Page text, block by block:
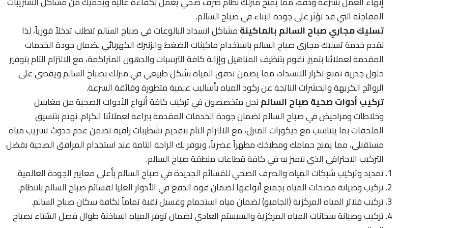
المفاجئة التي قد تؤثر على جودة البناء في صباح السالم.
تسليك مجاري صباح السالم بالماكينةمشاكل انسداد البالوعات في صباح السالم تتطلب تدخلاً فورياً، لذا
نقدم خدمة تسليك مجاري صباح السالم باستخدام ماكينات الضغط والزنبرك الكهربائي لضمان جودة الخدمات
المقدمة لعملائنا بتميز. نقوم بتنظيف المناهيل وإزالة كافة الترسبات والدهون المتراكمة، مع الالتزام التام بتوفير
حلول جذرية تمنع تكرار الانسداد، مما يضمن تدفق المياه بشكل طبيعي في منزلك بصباح السالم ويقضي على
الروائح الكريهة والحشرات الناتجة عن ركود المياه بأساليب علمية متطورة وفائقة السرعة.
تركيب أدوات صحية صباح السالمنحن متخصصون في تركيب كافة أنواع الأدوات الصحية من مغاسل
وخلاطات ومراحيض في صباح السالم لضمان جودة الخدمات المقدمة ببراعة لعملائنا الكرام. نهتم بتنسيق
الملحقات بما يتناسب مع ديكورات المنزل، مع الالتزام التام بتقديم تشطيبات راقية تضمن عدم حدوث تسريب مياه
مستقبلي، مما يمنح حمامك ومطبخك مظهراً عصرياً، ويوفر لك الراحة التامة عند استخدام المرافق الصحية بفضل
التركيب الاحترافي الذي نتميز به في كافة قطاعات منطقة صباح السالم.
تمديد وتركيب شبكات المياه والصرف الصحي للقسائم الجديدة في صباح السالم بأعلى معايير الجودة العالمية.
تركيب وصيانة مضخات المياه بجميع أنواعها لضمان قوة الدفع في الأدوار العليا لقسائم صباح السالم بانتظام.
تركيب فلاتر المياه المركزية (الجامبو) لضمان مياه استحمام وغسيل نقية تماماً لكافة سكان صباح السالم.
تركيب وصيانة سخانات المياه المركزية والسيستم العادي لضمان توفر المياه الساخنة طوال فصل الشتاء بصباح